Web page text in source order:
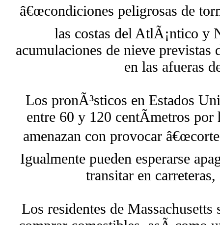
â€œcondiciones peligrosas de
las costas del AtlÃ¡ntico y
acumulaciones de nieve previstas
en las afueras
Los pronÃ³sticos en Estados
entre 60 y 120 centÃ­metros
amenazan con provocar
Igualmente pueden esperarse
transitar en
Los residentes de Massachusetts